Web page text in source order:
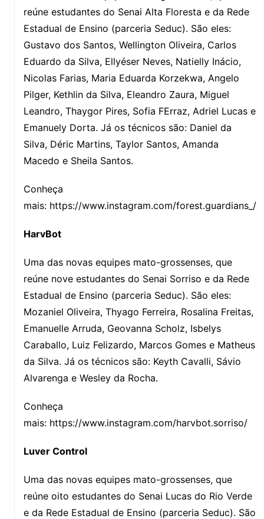
reúne estudantes do Senai Alta Floresta e da Rede
Estadual de Ensino (parceria Seduc). São eles:
Gustavo dos Santos, Wellington Oliveira, Carlos
Eduardo da Silva, Ellyéser Neves, Natielly Inácio,
Nicolas Farias, Maria Eduarda Korzekwa, Angelo
Pilger, Kethlin da Silva, Eleandro Zaura, Miguel
Leandro, Thaygor Pires, Sofia FErraz, Adriel Lucas e
Emanuely Dorta. Já os técnicos são: Daniel da
Silva, Déric Martins, Taylor Santos, Amanda
Macedo e Sheila Santos.
Conheça
mais: https://www.instagram.com/forest.guardians_/
HarvBot
Uma das novas equipes mato-grossenses, que
reúne nove estudantes do Senai Sorriso e da Rede
Estadual de Ensino (parceria Seduc). São eles:
Mozaniel Oliveira, Thyago Ferreira, Rosalina Freitas,
Emanuelle Arruda, Geovanna Scholz, Isbelys
Caraballo, Luiz Felizardo, Marcos Gomes e Matheus
da Silva. Já os técnicos são: Keyth Cavalli, Sávio
Alvarenga e Wesley da Rocha.
Conheça
mais: https://www.instagram.com/harvbot.sorriso/
Luver Control
Uma das novas equipes mato-grossenses, que
reúne oito estudantes do Senai Lucas do Rio Verde
e da Rede Estadual de Ensino (parceria Seduc). São